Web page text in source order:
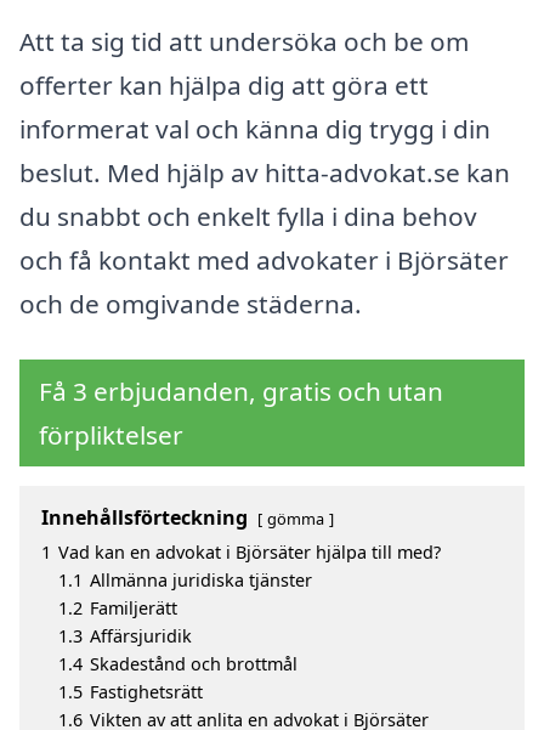
Att ta sig tid att undersöka och be om
offerter kan hjälpa dig att göra ett
informerat val och känna dig trygg i din
beslut. Med hjälp av hitta-advokat.se kan
du snabbt och enkelt fylla i dina behov
och få kontakt med advokater i Björsäter
och de omgivande städerna.
Få 3 erbjudanden, gratis och utan
förpliktelser
Innehållsförteckning gömma
1 Vad kan en advokat i Björsäter hjälpa till med?
1.1 Allmänna juridiska tjänster
1.2 Familjerätt
1.3 Affärsjuridik
1.4 Skadestånd och brottmål
1.5 Fastighetsrätt
1.6 Vikten av att anlita en advokat i Björsäter